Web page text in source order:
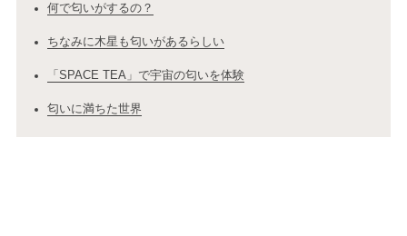
何で匂いがするの？
ちなみに木星も匂いがあるらしい
「SPACE TEA」で宇宙の匂いを体験
匂いに満ちた世界